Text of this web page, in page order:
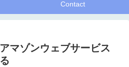
Contact
マゾンウェブサービス